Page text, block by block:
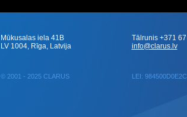
Mūkusalas iela 41B
LV 1004, Rīga, Latvija
© 2001 - 2025 CLARUS LEI:
Tālrunis +371
info@clarus.lv